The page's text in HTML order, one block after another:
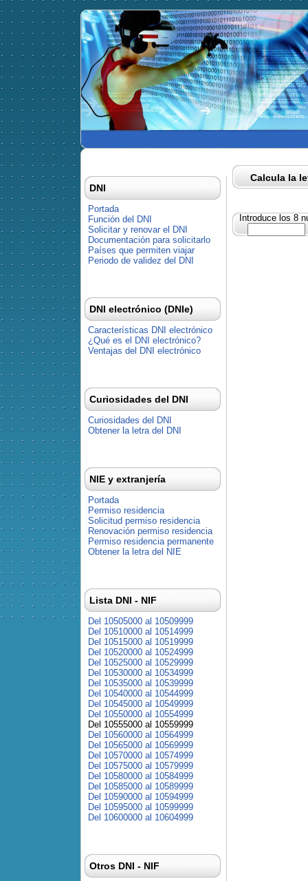
Calcula la
Introduce los 8
DNI
Portada
Función del DNI
Solicitar y renovar el DNI
Documentación para solicitarlo
Países que permiten viajar
Periodo de validez del DNI
DNI electrónico (DNIe)
Características DNI electrónico
¿Qué es el DNI electrónico?
Ventajas del DNI electrónico
Curiosidades del DNI
Curiosidades del DNI
Obtener la letra del DNI
NIE y extranjería
Portada
Permiso residencia
Solicitud permiso residencia
Renovación permiso residencia
Permiso residencia permanente
Obtener la letra del NIE
Lista DNI - NIF
Del 10505000 al 10509999
Del 10510000 al 10514999
Del 10515000 al 10519999
Del 10520000 al 10524999
Del 10525000 al 10529999
Del 10530000 al 10534999
Del 10535000 al 10539999
Del 10540000 al 10544999
Del 10545000 al 10549999
Del 10550000 al 10554999
Del 10555000 al 10559999
Del 10560000 al 10564999
Del 10565000 al 10569999
Del 10570000 al 10574999
Del 10575000 al 10579999
Del 10580000 al 10584999
Del 10585000 al 10589999
Del 10590000 al 10594999
Del 10595000 al 10599999
Del 10600000 al 10604999
Otros DNI - NIF